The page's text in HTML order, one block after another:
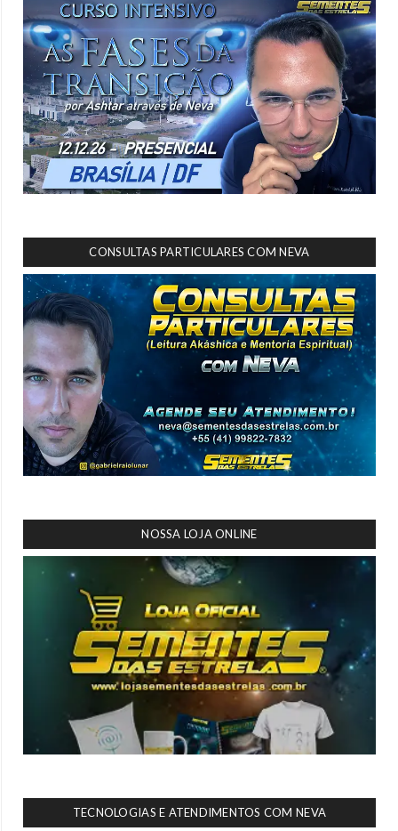
CONSULTAS PARTICULARES COM NEVA
NOSSA LOJA ONLINE
TECNOLOGIAS E ATENDIMENTOS COM NEVA